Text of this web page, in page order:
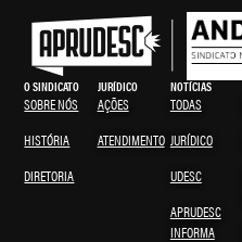
O SINDICATO
SOBRE NÓS
HISTÓRIA
DIRETORIA
JURÍDICO
AÇÕES
ATENDIMENTO
NOTÍCIAS
TODAS
JURÍDICO
UDESC
APRUDESC
INFORMA